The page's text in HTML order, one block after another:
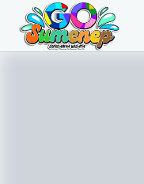
GO
Sumenep